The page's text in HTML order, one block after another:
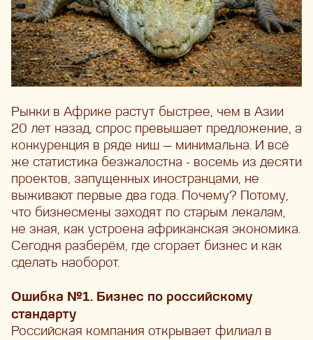
Рынки в Африке растут быстрее, чем в Азии
20 лет назад, спрос превышает предложение, а
конкуренция в ряде ниш — минимальна. И всё
же статистика безжалостна - восемь из десяти
проектов, запущенных иностранцами, не
выживают первые два года. Почему? Потому,
что бизнесмены заходят по старым лекалам,
не зная, как устроена африканская экономика.
Сегодня разберём, где сгорает бизнес и как
сделать наоборот.
Ошибка №1. Бизнес по российскому
стандарту
Российская компания открывает филиал в